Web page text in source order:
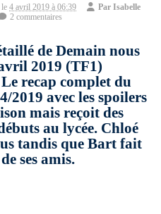
le4 avril 2019 à 06:39 ParIsabelle
2 commentaires
de Demain nous
2019 (TF1)
recap complet du
2019 avec les spoilers
mais reçoit des
au lycée. Chloé
tandis que Bart fait
ses amis.